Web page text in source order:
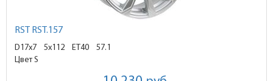
RST RST.157
D17x7 5x112 ET40
57.1
Цвет S